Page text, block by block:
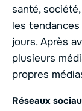
santé,
les
jours. Après
plusieurs
propres
Réseaux